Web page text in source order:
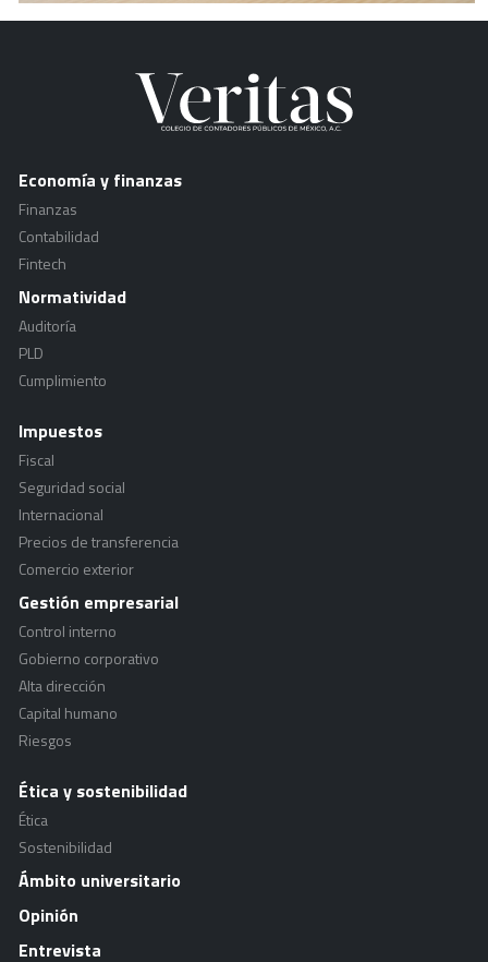
Economía y finanzas
Finanzas
Contabilidad
Fintech
Normatividad
Auditoría
PLD
Cumplimiento
Impuestos
Fiscal
Seguridad social
Internacional
Precios de transferencia
Comercio exterior
Gestión empresarial
Control interno
Gobierno corporativo
Alta dirección
Capital humano
Riesgos
Ética y sostenibilidad
Ética
Sostenibilidad
Ámbito universitario
Opinión
Entrevista